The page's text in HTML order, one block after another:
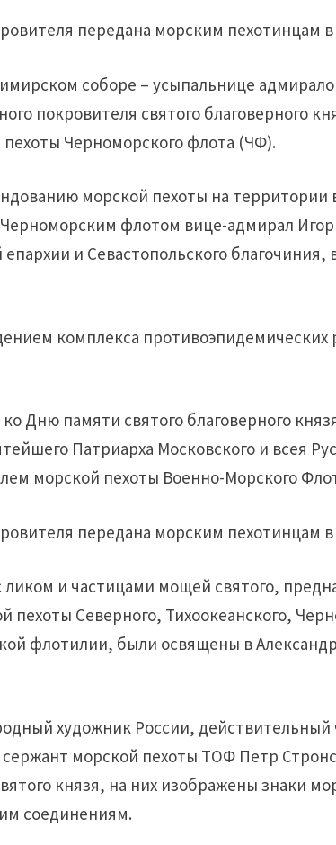
соборе – усыпальнице
покровителя святого благоверного
Черноморского флота (ЧФ).
морской пехоты на территории
флотом вице-адмирал
и Севастопольского благочиния,
комплекса противоэпидемических
Дню памяти святого благоверного
Патриарха Московского и всея
морской пехоты Военно-Морского
ликом и частицами мощей святого,
пехоты Северного, Тихоокеанского,
флотилии, были освящены в
художник России, действительный
морской пехоты ТОФ Петр
князя, на них изображены знаки
соединениям.